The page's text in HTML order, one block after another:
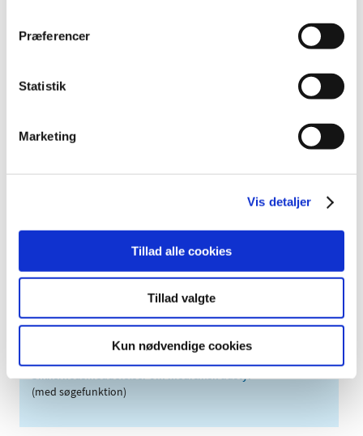
Præferencer
Statistik
Marketing
Vis detaljer
Tillad alle cookies
Tillad valgte
Kun nødvendige cookies
2012 (44)
2010 (7)
2006 (9)
Meddelelser om forsyning af medicin til mennesker og dyr
(med søgefunktion)
Sikkerhedsmeddelelser om medicinsk udstyr
(med søgefunktion)